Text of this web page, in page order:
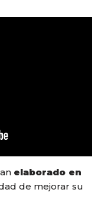
elaborado en
de mejorar su